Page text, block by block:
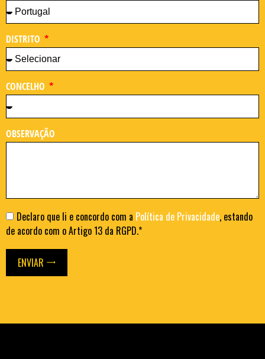
DISTRITO
CONCELHO
OBSERVAÇÃO
Declaro que li e concordo com a Política de Privacidade, estando
de acordo com o Artigo 13 da RGPD.*
ENVIAR